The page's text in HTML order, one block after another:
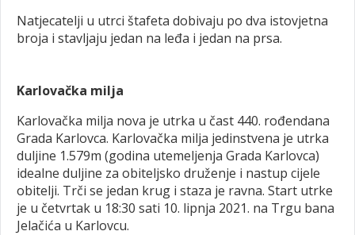
Natjecatelji u utrci štafeta dobivaju po dva istovjetna
broja i stavljaju jedan na leđa i jedan na prsa.
Karlovačka milja
Karlovačka milja nova je utrka u čast 440. rođendana
Grada Karlovca. Karlovačka milja jedinstvena je utrka
duljine 1.579m (godina utemeljenja Grada Karlovca)
idealne duljine za obiteljsko druženje i nastup cijele
obitelji. Trči se jedan krug i staza je ravna. Start utrke
je u četvrtak u 18:30 sati 10. lipnja 2021. na Trgu bana
Jelačića u Karlovcu.